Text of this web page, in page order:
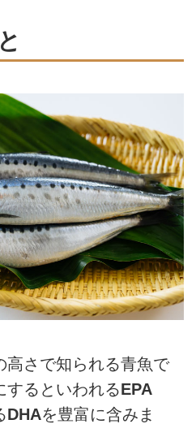
高さで知られる青魚で
するといわれるEPA
DHAを豊富に含みま